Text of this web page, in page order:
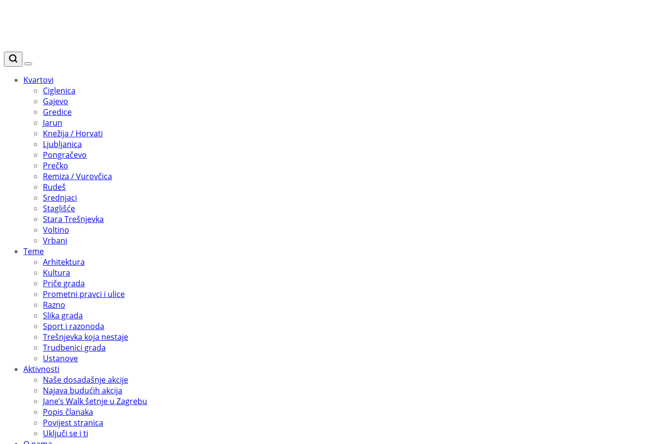
Kvartovi
Ciglenica
Gajevo
Gredice
Jarun
Knežija / Horvati
Ljubljanica
Pongračevo
Prečko
Remiza / Vurovčica
Rudeš
Srednjaci
Staglišće
Stara Trešnjevka
Voltino
Vrbani
Teme
Arhitektura
Kultura
Priče grada
Prometni pravci i ulice
Razno
Slika grada
Sport i razonoda
Trešnjevka koja nestaje
Trudbenici grada
Ustanove
Aktivnosti
Naše dosadašnje akcije
Najava budućih akcija
Jane’s Walk šetnje u Zagrebu
Popis članaka
Povijest stranica
Uključi se i ti